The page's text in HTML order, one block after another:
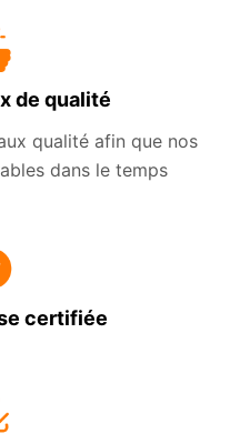
de qualité
qualité afin que nos
dans le temps
certifiée